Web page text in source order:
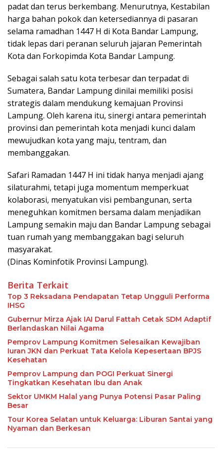
padat dan terus berkembang. Menurutnya, Kestabilan
harga bahan pokok dan ketersediannya di pasaran
selama ramadhan 1447 H di Kota Bandar Lampung,
tidak lepas dari peranan seluruh jajaran Pemerintah
Kota dan Forkopimda Kota Bandar Lampung.
Sebagai salah satu kota terbesar dan terpadat di
Sumatera, Bandar Lampung dinilai memiliki posisi
strategis dalam mendukung kemajuan Provinsi
Lampung. Oleh karena itu, sinergi antara pemerintah
provinsi dan pemerintah kota menjadi kunci dalam
mewujudkan kota yang maju, tentram, dan
membanggakan.
Safari Ramadan 1447 H ini tidak hanya menjadi ajang
silaturahmi, tetapi juga momentum memperkuat
kolaborasi, menyatukan visi pembangunan, serta
meneguhkan komitmen bersama dalam menjadikan
Lampung semakin maju dan Bandar Lampung sebagai
tuan rumah yang membanggakan bagi seluruh
masyarakat.
(Dinas Kominfotik Provinsi Lampung).
Berita Terkait
Top 3 Reksadana Pendapatan Tetap Ungguli Performa
IHSG
Gubernur Mirza Ajak IAI Darul Fattah Cetak SDM Adaptif
Berlandaskan Nilai Agama
Pemprov Lampung Komitmen Selesaikan Kewajiban
Iuran JKN dan Perkuat Tata Kelola Kepesertaan BPJS
Kesehatan
Pemprov Lampung dan POGI Perkuat Sinergi
Tingkatkan Kesehatan Ibu dan Anak
Sektor UMKM Halal yang Punya Potensi Pasar Paling
Besar
Tour Korea Selatan untuk Keluarga: Liburan Santai yang
Nyaman dan Berkesan